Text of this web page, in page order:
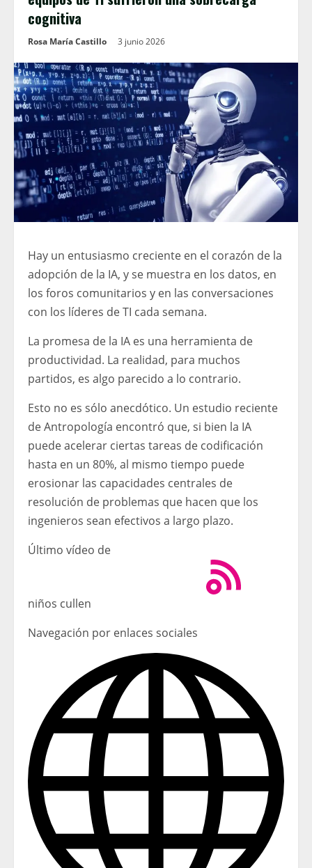
cognitiva
Rosa María Castillo 3 junio 2026
Hay un entusiasmo creciente en el corazón de la
adopción de la IA, y se muestra en los datos, en
los foros comunitarios y en las conversaciones
con los líderes de TI cada semana.
La promesa de la IA es una herramienta de
productividad. La realidad, para muchos
partidos, es algo parecido a lo contrario.
Esto no es sólo anecdótico. Un estudio reciente
de Antropología encontró que, si bien la IA
puede acelerar ciertas tareas de codificación
hasta en un 80%, al mismo tiempo puede
erosionar las capacidades centrales de
resolución de problemas que hacen que los
ingenieros sean efectivos a largo plazo.
Último vídeo de
niños cullen
Navegación por enlaces sociales